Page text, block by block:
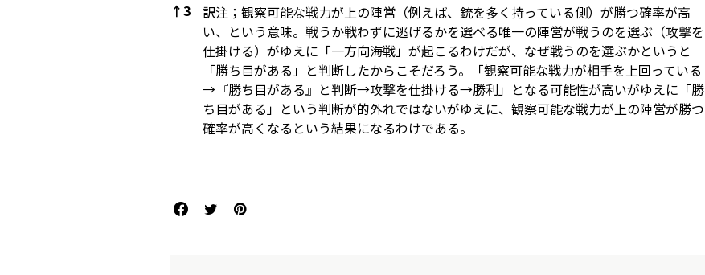
↑3
訳注；観察可能な戦力が上の陣営（例えば、銃を多く持っている側）が勝つ確率が高
い、という意味。戦うか戦わずに逃げるかを選べる唯一の陣営が戦うのを選ぶ（攻撃を
仕掛ける）がゆえに「一方向海戦」が起こるわけだが、なぜ戦うのを選ぶかというと
「勝ち目がある」と判断したからこそだろう。「観察可能な戦力が相手を上回っている
→『勝ち目がある』と判断→攻撃を仕掛ける→勝利」となる可能性が高いがゆえに――「勝
ち目がある」という判断が的外れではないがゆえに――、観察可能な戦力が上の陣営が勝つ
確率が高くなるという結果になるわけである。